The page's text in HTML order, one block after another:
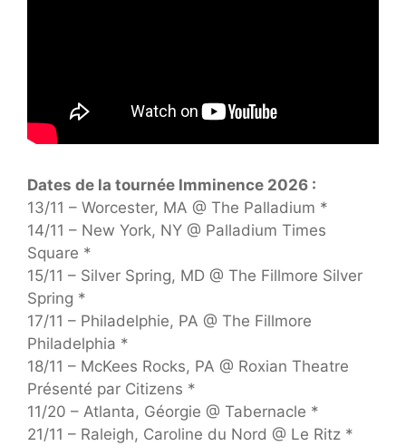
Dates de la tournée Imminence 2026 :
13/11 – Worcester, MA @ The Palladium *
14/11 – New York, NY @ Palladium Times
Square *
15/11 – Silver Spring, MD @ The Fillmore Silver
Spring *
17/11 – Philadelphie, PA @ The Fillmore
Philadelphia *
18/11 – McKees Rocks, PA @ Roxian Theatre
Présenté par Citizens *
11/20 – Atlanta, Géorgie @ Tabernacle *
21/11 – Raleigh, Caroline du Nord @ Le Ritz *